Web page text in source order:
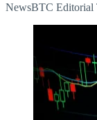
NewsBTC Editorial